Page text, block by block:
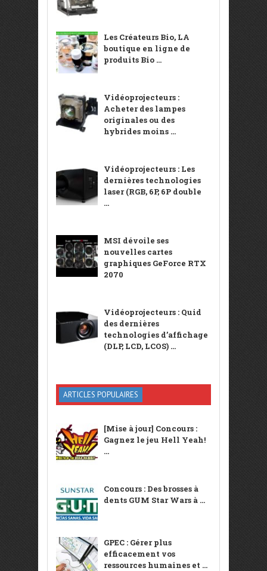
Les Créateurs Bio, LA
boutique en ligne de
produits Bio ...
Vidéoprojecteurs :
Acheter des lampes
originales ou des
hybrides moins ...
Vidéoprojecteurs : Les
dernières technologies
laser (RGB, 6P, 6P double
...
MSI dévoile ses
nouvelles cartes
graphiques GeForce RTX
2070
Vidéoprojecteurs : Quid
des dernières
technologies d’affichage
(DLP, LCD, LCOS) ...
ARTICLES POPULAIRES
[Mise à jour] Concours :
Gagnez le jeu Hell Yeah!
...
Concours : Des brosses à
dents GUM Star Wars à ...
GPEC : Gérer plus
efficacement vos
ressources humaines et ...